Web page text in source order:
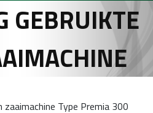
GEBRUIKTE
Type Premia 300